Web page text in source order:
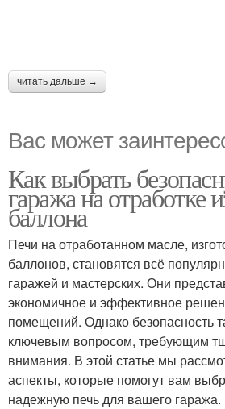
читать дальше →
Вас может
Как выбрать
гаража на отработке
баллона
Печи на отработанном масле,
баллонов, становятся всё
гаражей и мастерских. Они
экономичное и эффективное
помещений. Однако безопасность
ключевым вопросом, требующим
внимания. В этой статье мы
аспекты, которые помогут вам
надежную печь для вашего гаража.